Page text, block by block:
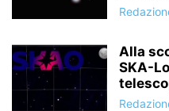
Alla
SKA-